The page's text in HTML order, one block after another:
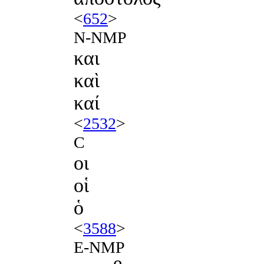
<652>
N-NMP
και
καὶ
καί
<2532>
C
οι
οἱ
ὁ
<3588>
E-NMP